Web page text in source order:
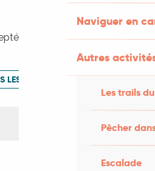
Naviguer en
Autres
Les trails
Pêcher
Escalade
LES PRESTATIONS